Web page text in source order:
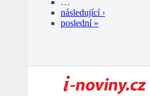
…
následující ›
poslední »